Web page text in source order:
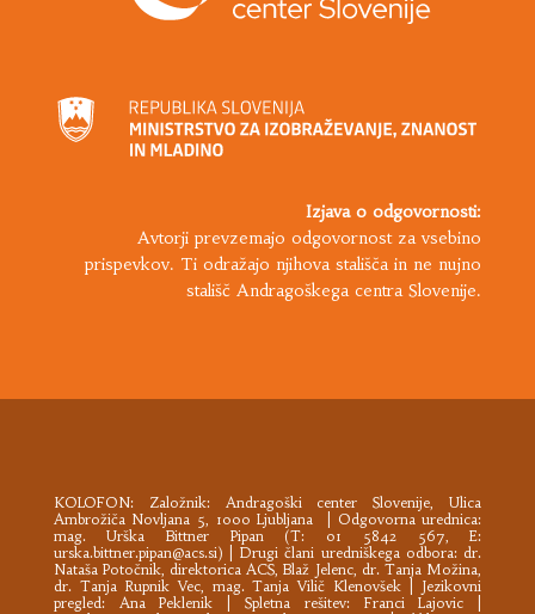
Izjava o odgovornosti:
Avtorji prevzemajo odgovornost za vsebino
prispevkov. Ti odražajo njihova stališča in ne nujno
stališč Andragoškega centra Slovenije.
KOLOFON: Založnik: Andragoški center Slovenije , Ulica
Ambrožiča Novljana 5, 1000 Ljubljana | Odgovorna urednica:
mag. Urška Bittner Pipan (T: 01 5842 567, E:
urska.bittner.pipan@acs.si) | Drugi člani uredniškega odbora: dr.
Nataša Potočnik, direktorica ACS, Blaž Jelenc, dr. Tanja Možina,
dr. Tanja Rupnik Vec, mag. Tanja Vilič Klenovšek | Jezikovni
pregled: Ana Peklenik | Spletna rešitev: Franci Lajovic |